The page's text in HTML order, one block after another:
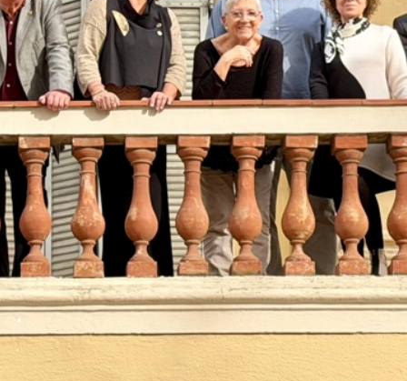
.
.